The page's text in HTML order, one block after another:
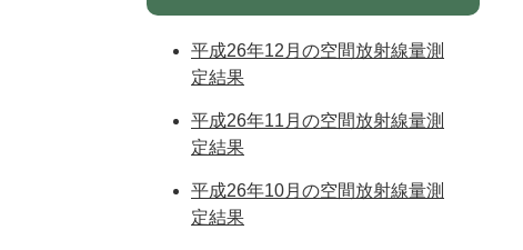
平成26年12月の空間放射線量測
定結果
平成26年11月の空間放射線量測
定結果
平成26年10月の空間放射線量測
定結果